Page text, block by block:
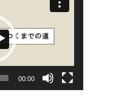
00:00